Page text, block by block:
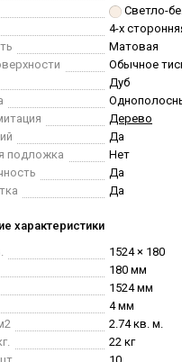
Светло-
4-х
Матовая
Обычное
Дуб
Дерево
Да
подложка
Нет
Да
Да
характеристики
1524 × 180
180 мм
1524 мм
4 мм
2.74 кв. м.
22 кг